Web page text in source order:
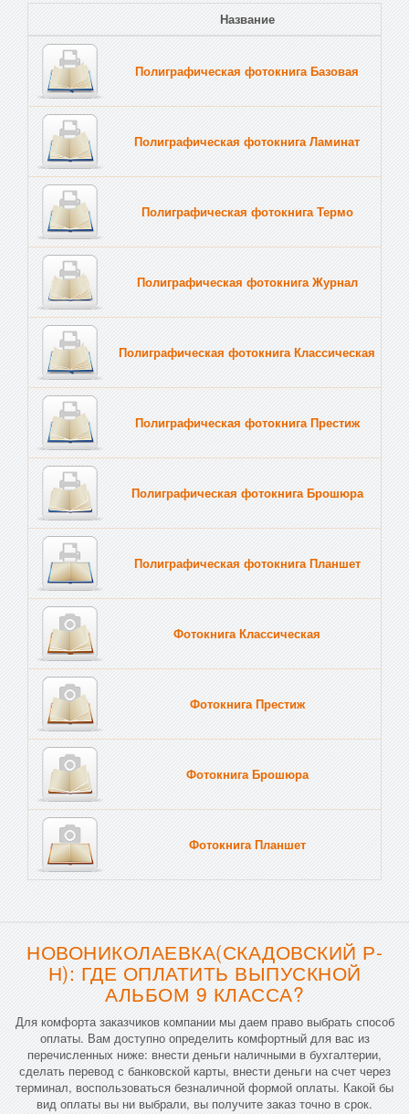
Название
Полиграфическая фотокнига Базовая
Полиграфическая фотокнига Ламинат
Полиграфическая фотокнига Термо
Полиграфическая фотокнига Журнал
Полиграфическая фотокнига Классическая
Полиграфическая фотокнига Престиж
Полиграфическая фотокнига Брошюра
Полиграфическая фотокнига Планшет
Фотокнига Классическая
Фотокнига Престиж
Фотокнига Брошюра
Фотокнига Планшет
НОВОНИКОЛАЕВКА(СКАДОВСКИЙ Р-
Н): ГДЕ ОПЛАТИТЬ ВЫПУСКНОЙ
АЛЬБОМ 9 КЛАССА?
Для комфорта заказчиков компании мы даем право выбрать способ
оплаты. Вам доступно определить комфортный для вас из
перечисленных ниже: внести деньги наличными в бухгалтерии,
сделать перевод с банковской карты, внести деньги на счет через
терминал, воспользоваться безналичной формой оплаты. Какой бы
вид оплаты вы ни выбрали, вы получите заказ точно в срок.